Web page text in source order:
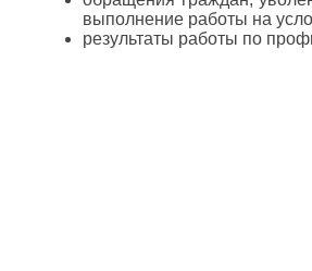
выполнение работы на
результаты работы по